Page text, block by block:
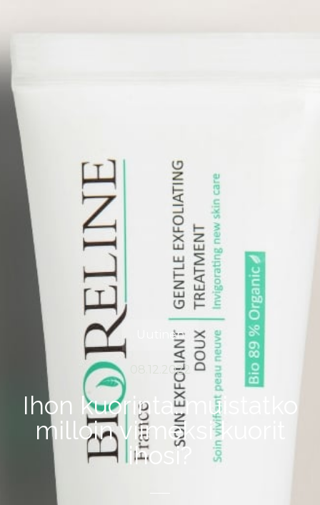
Uutinen
08.12.2022
Ihon kuorinta..muistatko
milloin viimeksi kuorit
ihosi?